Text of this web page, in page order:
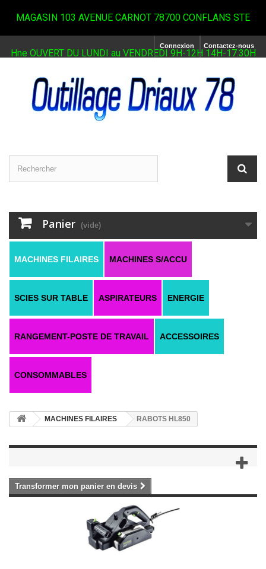
MAGASIN 103 AVENUE CARNOT 78700 CONFLANS STE
Hne OUVERT DU LUNDI au VENDREDI 9H-12H 14H-17.30H
Contactez-nous
Connexion
Panier (vide)
MACHINES FILAIRES MACHINES S/ACCU
SCIES SUR TABLE ASPIRATEURS ENERGIE
RANGEMENT-POSTE DE TRAVAIL ACCESSOIRES
CONSOMMABLES
MACHINES FILAIRES RABOTS HL850
Transformer mon panier en devis